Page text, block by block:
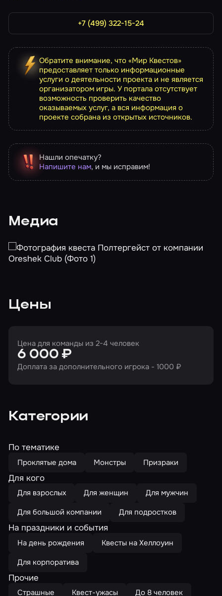
+7 (499) 322-15-24
Обратите внимание, что «Мир Квестов»
предоставляет только информационные
услуги о деятельности проекта и не является
организатором игры. У портала отсутствует
возможность проверить качество
оказываемых услуг, а вся информация о
проекте собрана из открытых источников.
Нашли опечатку?
Напишите нам, и мы исправим!
Медиа
Цены
Цена для команды из 2-4 человек
6 000 ₽
Доплата за дополнительного игрока - 1000 ₽
Категории
По тематике
Проклятые дома Монстры Призраки
Для кого
Для взрослых Для женщин
Для мужчин
Для большой компании
Для подростков
На праздники и события
На день рождения
Квесты на Хеллоуин
Для корпоратива
Прочие
Страшные Квест-ужасы До 8 человек